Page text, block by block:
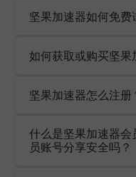
坚果加速器如何免费
如何获取或购买坚果
坚果加速器怎么注册
什么是坚果加速器
员账号分享安全吗？